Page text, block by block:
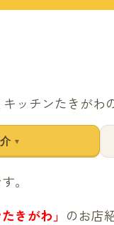
▼
。
きがわ」 のお店